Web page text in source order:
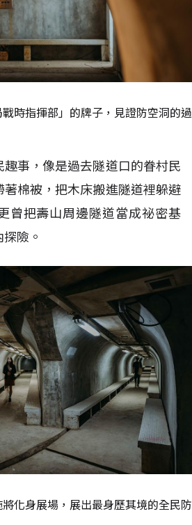
時指揮部」的牌子，見證防空洞的過
事，像是過去隧道口的眷村民
棉被，把木床搬進隧道裡躲避
曾把壽山周邊隧道當成祕密基
險。
化身展場，展出最身歷其境的全民防